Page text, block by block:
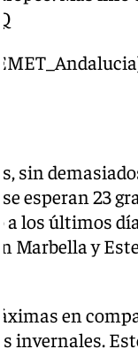
sin
esperan 23
a los últimos
Marbella y
en
invernales.